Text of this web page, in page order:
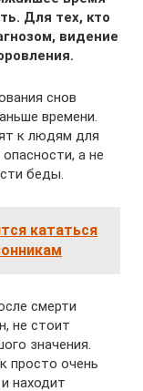
Для тех, кто
видение
снов
времени.
к людям для
а не
беды.
кататься
смерти
не стоит
значения.
просто очень
находит